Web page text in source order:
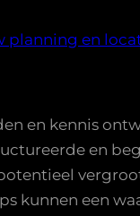
en
en kennis
en
kunnen een